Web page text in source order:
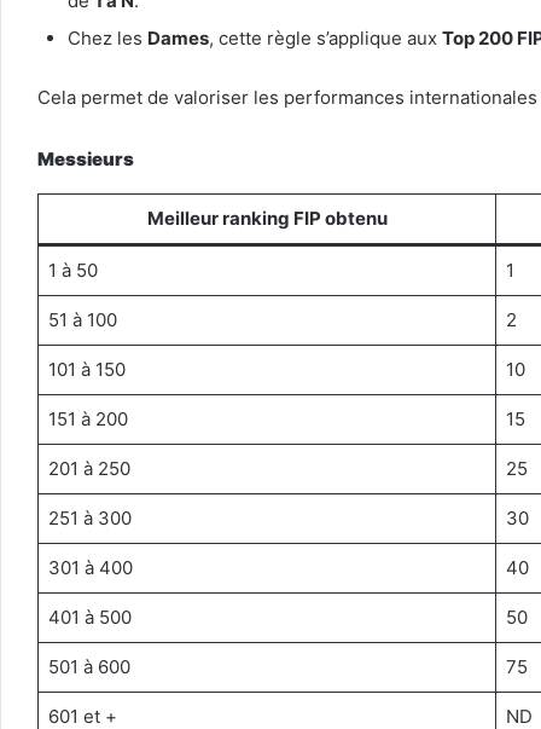
Chez les Dames, cette règle s’applique aux Top 200
Cela permet de valoriser les performances
Messieurs
Meilleur ranking FIP obtenu
1 à 50 1
51 à 100 2
101 à 150 10
151 à 200 15
201 à 250 25
251 à 300 30
301 à 400 40
401 à 500 50
501 à 600 75
601 et + ND